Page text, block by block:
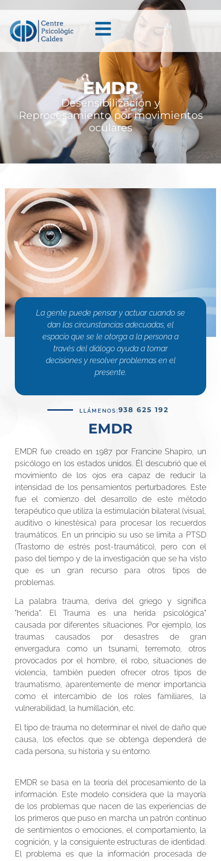
EMDR
Desensibilización y
Reprocesamiento por movimientos
oculares
LLÁMENOS:938 625 192
EMDR
EMDR fue creado en 1987 por Francine Shapiro, un
psicólogo en los estados unidos. Él descubrió que el
movimiento de los ojos era capaz de reducir la
intensidad de los pensamientos perturbadores. Este
fue el comienzo del desarrollo de este método
terapéutico que utiliza la estimulación bilateral (visual,
auditivo o kinestèsica) para procesar los recuerdos
traumáticos. En un principio su uso se limita a PTSD
(Trastorno de estrés post-traumático), pero con el
paso del tiempo y de la investigación que se ha visto
que es un gran recurso para otros tipos de
problemas.
La palabra trauma, deriva del griego y significa
"herida". El Trauma es una herida psicológica"
causada por diferentes situaciones. Por ejemplo, los
traumas causados por desastres de gran
envergadura como un tsunami, terremoto, otros
provocados por el hombre, el robo, situaciones de
violencia, también pueden ofrecer otros tipos de
traumatismo, aparentemente de menor importancia
como el intercambio de los roles familiares, la
vulnerabilidad, la humillación, etc.
El tipo de trauma no determinar el nivel de daño que
causa, los efectos que se obtenga dependerá de
cada persona, su historia y su entorno.
La gente puede pensar y actuar cuando se
dan las circunstancias adecuadas, el
espacio que se le otorga a la persona a
través del diálogo ayuda a tomar
decisiones y resolver problemas en el
presente.
EMDR se basa en la teoría del procesamiento de la
información. Este modelo considera que la mayoría
de los problemas que nacen de las experiencias de
los primeros que puso en marcha un patrón continuo
de sentimientos o emociones, el comportamiento, la
cognición, y la consiguiente estructuras de identidad.
El problema es que la información procesada de